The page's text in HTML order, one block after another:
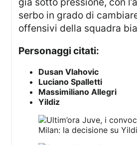
serbo in grado di
offensivi della squadra
Personaggi citati:
Dusan Vlahovic
Luciano Spalletti
Massimiliano Allegri
Yildiz